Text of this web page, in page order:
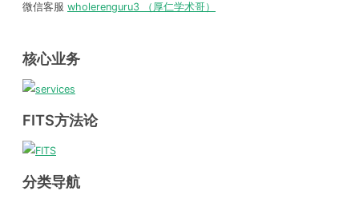
微信客服 wholerenguru3 （厚仁学术哥）
核心业务
FITS方法论
分类导航